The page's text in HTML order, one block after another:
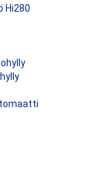
Hi280